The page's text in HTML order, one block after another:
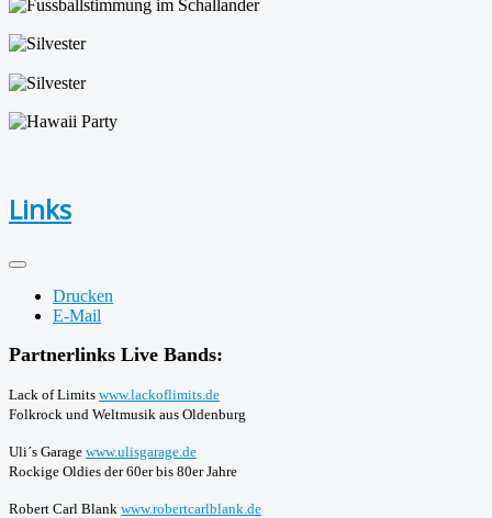
Links
Drucken
E-Mail
Partnerlinks Live Bands:
Lack of Limits www.lackoflimits.de
Folkrock und Weltmusik aus Oldenburg
Uli´s Garage www.ulisgarage.de
Rockige Oldies der 60er bis 80er Jahre
Robert Carl Blank www.robertcarlblank.de